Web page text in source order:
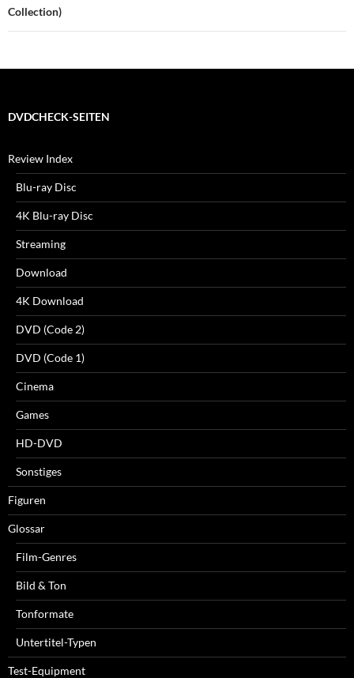
Collection)
DVDCHECK-SEITEN
Review Index
Blu-ray Disc
4K Blu-ray Disc
Streaming
Download
4K Download
DVD (Code 2)
DVD (Code 1)
Cinema
Games
HD-DVD
Sonstiges
Figuren
Glossar
Film-Genres
Bild & Ton
Tonformate
Untertitel-Typen
Test-Equipment